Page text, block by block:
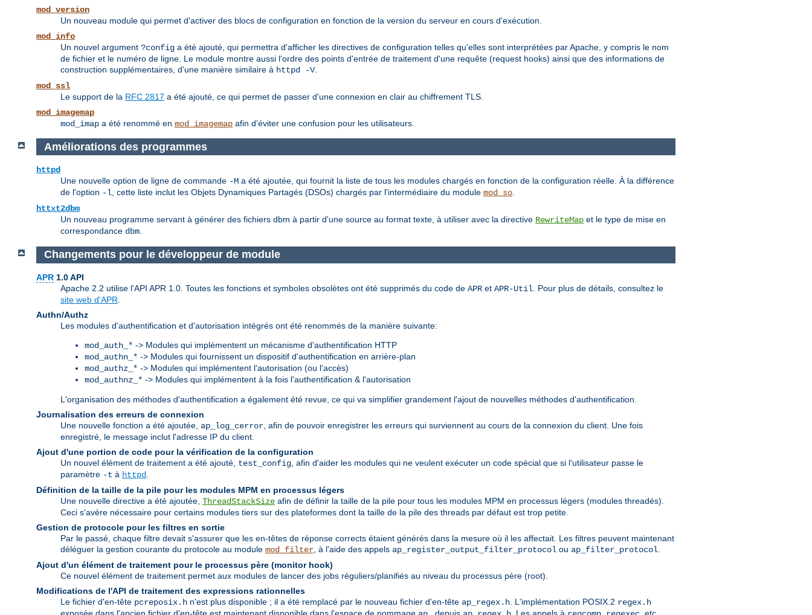
mod_version
Un nouveau module qui permet d'activer des blocs de configuration en fonction de la version du serveur en cours d'exécution.
mod_info
Un nouvel argument ?config a été ajouté, qui permettra d'afficher les directives de configuration telles qu'elles sont interprétées par Apache, y compris le nom
de fichier et le numéro de ligne. Le module montre aussi l'ordre des points d'entrée de traitement d'une requête (request hooks) ainsi que des informations de
construction supplémentaires, d'une manière similaire à httpd -V.
mod_ssl
Le support de la RFC 2817 a été ajouté, ce qui permet de passer d'une connexion en clair au chiffrement TLS.
mod_imagemap
mod_imap a été renommé en mod_imagemap afin d'éviter une confusion pour les utilisateurs.
Améliorations des programmes
httpd
Une nouvelle option de ligne de commande -M a été ajoutée, qui fournit la liste de tous les modules chargés en fonction de la configuration réelle. À la différence
de l'option -l, cette liste inclut les Objets Dynamiques Partagés (DSOs) chargés par l'intermédiaire du module mod_so.
httxt2dbm
Un nouveau programme servant à générer des fichiers dbm à partir d'une source au format texte, à utiliser avec la directive RewriteMap et le type de mise en
correspondance dbm.
Changements pour le développeur de module
APR 1.0 API
Apache 2.2 utilise l'API APR 1.0. Toutes les fonctions et symboles obsolètes ont été supprimés du code de APR et APR-Util . Pour plus de détails, consultez le
site web d'APR
Authn/Authz
Les modules d'authentification et d'autorisation intégrés ont été renommés de la manière suivante:
mod_auth_* -> Modules qui implémentent un mécanisme d'authentification HTTP
mod_authn_* -> Modules qui fournissent un dispositif d'authentification en arrière-plan
mod_authz_* -> Modules qui implémentent l'autorisation (ou l'accès)
mod_authnz_* -> Modules qui implémentent à la fois l'authentification & l'autorisation
L'organisation des méthodes d'authentification a également été revue, ce qui va simplifier grandement l'ajout de nouvelles méthodes d'authentification.
Journalisation des erreurs de connexion
Une nouvelle fonction a été ajoutée, ap_log_cerror , afin de pouvoir enregistrer les erreurs qui surviennent au cours de la connexion du client. Une fois
enregistré, le message inclut l'adresse IP du client.
Ajout d'une portion de code pour la vérification de la configuration
Un nouvel élément de traitement a été ajouté, test_config , afin d'aider les modules qui ne veulent exécuter un code spécial que si l'utilisateur passe le
paramètre -t à httpd
Définition de la taille de la pile pour les modules MPM en processus légers
Une nouvelle directive a été ajoutée, ThreadStackSize afin de définir la taille de la pile pour tous les modules MPM en processus légers (modules threadés).
Ceci s'avère nécessaire pour certains modules tiers sur des plateformes dont la taille de la pile des threads par défaut est trop petite.
Gestion de protocole pour les filtres en sortie
Par le passé, chaque filtre devait s'assurer que les en-têtes de réponse corrects étaient générés dans la mesure où il les affectait. Les filtres peuvent maintenant
déléguer la gestion courante du protocole au module mod_filter , à l'aide des appels ap_register_output_filter_protocol ou ap_filter_protocol
Ajout d'un élément de traitement pour le processus père (monitor hook)
Ce nouvel élément de traitement permet aux modules de lancer des jobs réguliers/planifiés au niveau du processus père (root).
Modifications de l'API de traitement des expressions rationnelles
Le fichier d'en-tête pcreposix.h n'est plus disponible ; il a été remplacé par le nouveau fichier d'en-tête ap_regex.h . L'implémentation POSIX.2 regex.h